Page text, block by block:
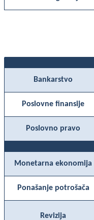
Bankarstvo
Poslovne finansije
Poslovno pravo
Monetarna ekonomija
Ponašanje potrošača
Revizija